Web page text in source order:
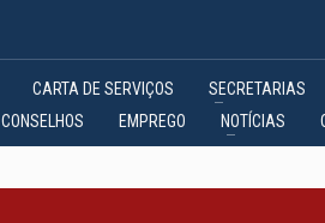
CARTA DE SERVIÇOS SECRETARIAS
CONSELHOS EMPREGO NOTÍCIAS